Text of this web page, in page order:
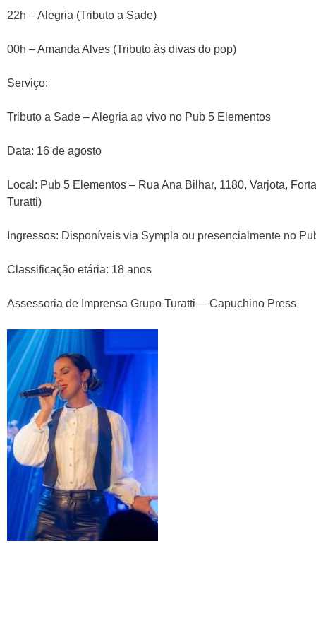
22h – Alegria (Tributo a Sade)
00h – Amanda Alves (Tributo às divas do pop)
Serviço:
Tributo a Sade – Alegria ao vivo no Pub 5 Elementos
Data: 16 de agosto
Local: Pub 5 Elementos – Rua Ana Bilhar, 1180, Varjota,
Turatti)
Ingressos: Disponíveis via Sympla ou presencialmente no
Classificação etária: 18 anos
Assessoria de Imprensa Grupo Turatti— Capuchino Press